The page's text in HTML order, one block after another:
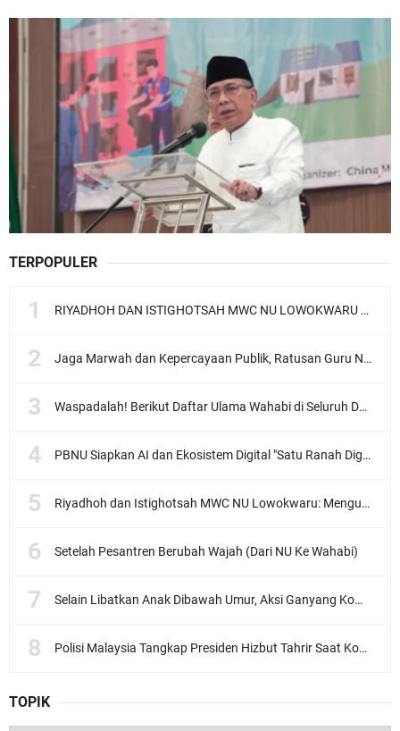
TERPOPULER
RIYADHOH DAN ISTIGHOTSAH MWC NU LOWOKWARU Menyambut Muktamar NU ke-35, Meneguhkan Sanad Laku Para Muassis
Jaga Marwah dan Kepercayaan Publik, Ratusan Guru Ngaji Kota Malang Serukan Deklarasi Ramah Anak
Waspadalah! Berikut Daftar Ulama Wahabi di Seluruh Dunia dan Karya-karyanya
PBNU Siapkan AI dan Ekosistem Digital "Satu Ranah Digital untuk Ulama", Siap Diluncurkan dalam Waktu Dekat!
Riyadhoh dan Istighotsah MWC NU Lowokwaru: Menguatkan Doa, Menjalin Ukhuwah Menyambut Muktamar NU ke-35
Setelah Pesantren Berubah Wajah (Dari NU Ke Wahabi)
Selain Libatkan Anak Dibawah Umur, Aksi Ganyang Komunis Jadi Sorotan Karena Ada Narasi Halal Sembelih Orang
Polisi Malaysia Tangkap Presiden Hizbut Tahrir Saat Konferensi Pers
TOPIK